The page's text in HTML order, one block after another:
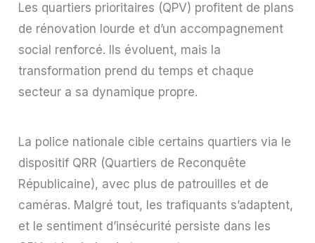
Les quartiers prioritaires (QPV) profitent de plans
de rénovation lourde et d’un accompagnement
social renforcé. Ils évoluent, mais la
transformation prend du temps et chaque
secteur a sa dynamique propre.
La police nationale cible certains quartiers via le
dispositif QRR (Quartiers de Reconquête
Républicaine), avec plus de patrouilles et de
caméras. Malgré tout, les trafiquants s’adaptent,
et le sentiment d’insécurité persiste dans les